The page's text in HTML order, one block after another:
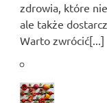
zdrowia, które
ale także
Warto zwrócić[...]